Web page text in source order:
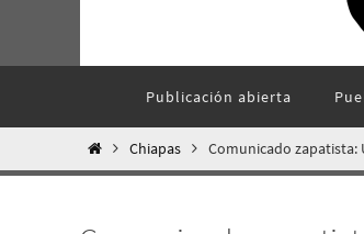
contenido
Publicación abierta
InicioChiapas Comunicado zapatista: